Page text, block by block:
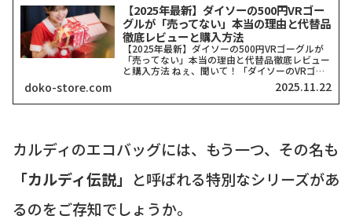
【2025年最新】ダイソーの500円VRゴー
グルが「売ってない」本当の理由と代替品
徹底レビューと購入方法
【2025年最新】ダイソーの500円VRゴーグルが
「売ってない」本当の理由と代替品徹底レビュー
と購入方法 ねぇ、聞いて！「ダイソーのVRゴー
グル、どこにも売ってない！」って検索したそこ
のアナタ、同じ気持ちでここに来てくれましたよ
ね？一時期、...
doko-store.com 2025.11.22
カルディのエコバッグには、もう一つ、その名も
「カルディ伝説」 と呼ばれる特別なシリーズがあ
るのをご存知でしょうか。